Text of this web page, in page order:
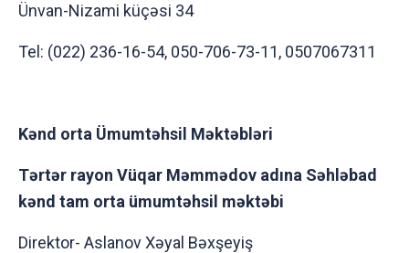
Ünvan-Nizami küçəsi 34
Tel: (022) 236-16-54, 050-706-73-11, 0507067311
Kənd orta Ümumtəhsil Məktəbləri
Tərtər rayon Vüqar Məmmədov adına Səhləbad
kənd tam orta ümumtəhsil məktəbi
Direktor- Aslanov Xəyal Bəxşeyiş